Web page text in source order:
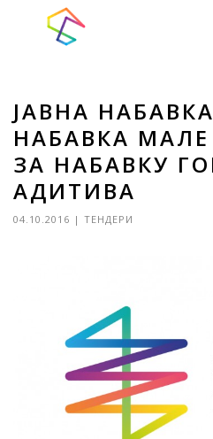
ЈАВНА
НАБАВКА
ЗА НАБАВКУ
АДИТИВА
04.10.2016 | ТЕНДЕРИ